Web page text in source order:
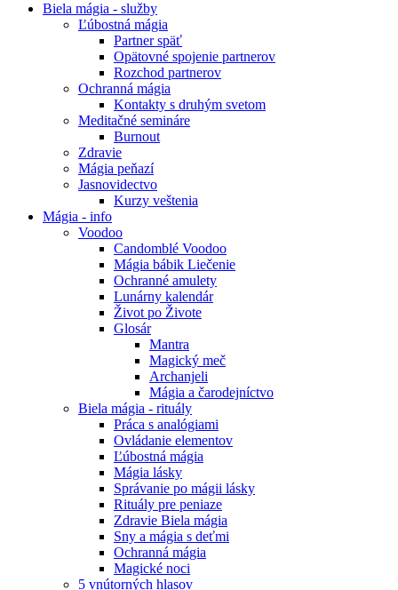
Biela mágia - služby
Ľúbostná mágia
Partner späť
Opätovné spojenie partnerov
Rozchod partnerov
Ochranná mágia
Kontakty s druhým svetom
Meditačné semináre
Burnout
Zdravie
Mágia peňazí
Jasnovidectvo
Kurzy veštenia
Mágia - info
Voodoo
Candomblé Voodoo
Mágia bábik Liečenie
Ochranné amulety
Lunárny kalendár
Život po Živote
Glosár
Mantra
Magický meč
Archanjeli
Mágia a čarodejníctvo
Biela mágia - rituály
Práca s analógiami
Ovládanie elementov
Ľúbostná mágia
Mágia lásky
Správanie po mágii lásky
Rituály pre peniaze
Zdravie Biela mágia
Sny a mágia s deťmi
Ochranná mágia
Magické noci
5 vnútorných hlasov